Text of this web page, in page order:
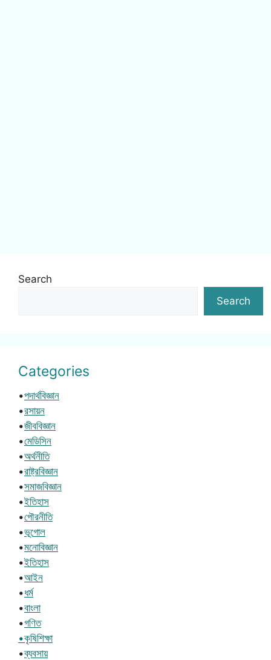
Search
Search
Categories
•পদার্থবিজ্ঞান
•রসায়ন
•জীববিজ্ঞান
•মেডিসিন
•অর্থনীতি
•রাষ্ট্রবিজ্ঞান
•সমাজবিজ্ঞান
•ইতিহাস
•পৌরনীতি
•ভূগোল
•মনোবিজ্ঞান
•ইতিহাস
•আইন
•ধর্ম
•বাংলা
•গণিত
•কৃষিশিক্ষা
•ব্যবসায়